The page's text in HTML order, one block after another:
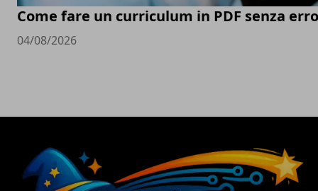
Come fare un curriculum in PDF senza
04/08/2026